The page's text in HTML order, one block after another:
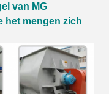
van MG
het mengen zich